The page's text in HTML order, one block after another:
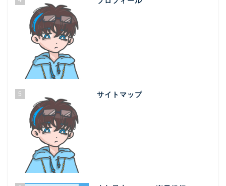
5 サイトマップ